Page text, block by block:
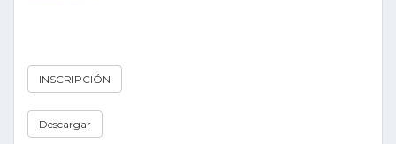
INSCRIPCIÓN
Descargar